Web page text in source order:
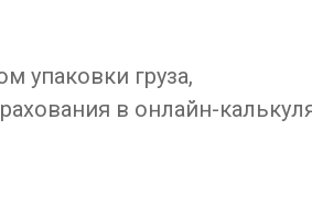
упаковки груза,
в онлайн-